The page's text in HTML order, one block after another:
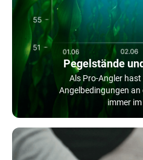
Pegelstände
Als Pro-Angler
Angelbedingungen an
immer